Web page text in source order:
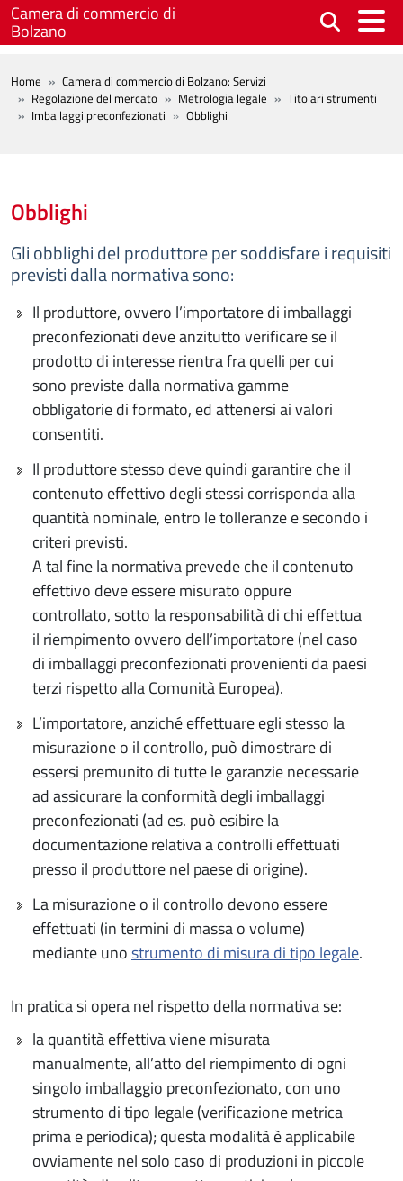
Salta al contenuto principale
Camera di commercio di
Bolzano
BREADCRUMB
Home
Camera di commercio di Bolzano: Servizi
Regolazione del mercato
Metrologia legale
Titolari strumenti
Imballaggi preconfezionati
Obblighi
Obblighi
Gli obblighi del produttore per soddisfare i requisiti
previsti dalla normativa sono:
Il produttore, ovvero l’importatore di imballaggi
preconfezionati deve anzitutto verificare se il
prodotto di interesse rientra fra quelli per cui
sono previste dalla normativa gamme
obbligatorie di formato, ed attenersi ai valori
consentiti.
Il produttore stesso deve quindi garantire che il
contenuto effettivo degli stessi corrisponda alla
quantità nominale, entro le tolleranze e secondo i
criteri previsti.
A tal fine la normativa prevede che il contenuto
effettivo deve essere misurato oppure
controllato, sotto la responsabilità di chi effettua
il riempimento ovvero dell’importatore (nel caso
di imballaggi preconfezionati provenienti da paesi
terzi rispetto alla Comunità Europea).
L’importatore, anziché effettuare egli stesso la
misurazione o il controllo, può dimostrare di
essersi premunito di tutte le garanzie necessarie
ad assicurare la conformità degli imballaggi
preconfezionati (ad es. può esibire la
documentazione relativa a controlli effettuati
presso il produttore nel paese di origine).
La misurazione o il controllo devono essere
effettuati (in termini di massa o volume)
mediante unostrumento di misura di tipo legale.
In pratica si opera nel rispetto della normativa se:
la quantità effettiva viene misurata
manualmente, all’atto del riempimento di ogni
singolo imballaggio preconfezionato, con uno
strumento di tipo legale (verificazione metrica
prima e periodica); questa modalità è applicabile
ovviamente nel solo caso di produzioni in piccole